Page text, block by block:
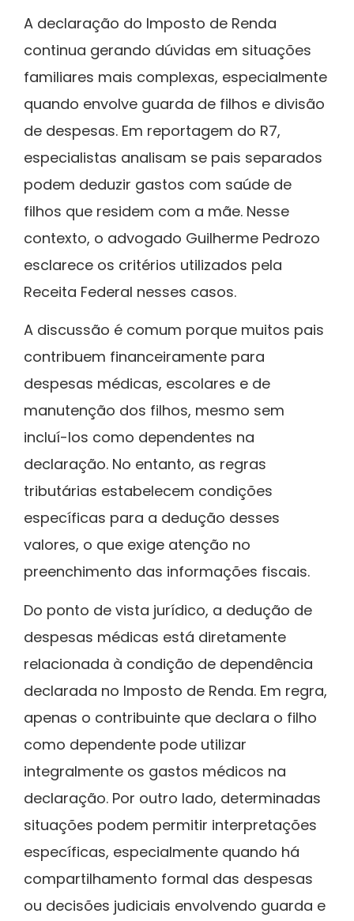
A declaração do Imposto de Renda
continua gerando dúvidas em situações
familiares mais complexas, especialmente
quando envolve guarda de filhos e divisão
de despesas. Em reportagem do R7,
especialistas analisam se pais separados
podem deduzir gastos com saúde de
filhos que residem com a mãe. Nesse
contexto, o advogado Guilherme Pedrozo
esclarece os critérios utilizados pela
Receita Federal nesses casos.
A discussão é comum porque muitos pais
contribuem financeiramente para
despesas médicas, escolares e de
manutenção dos filhos, mesmo sem
incluí-los como dependentes na
declaração. No entanto, as regras
tributárias estabelecem condições
específicas para a dedução desses
valores, o que exige atenção no
preenchimento das informações fiscais.
Do ponto de vista jurídico, a dedução de
despesas médicas está diretamente
relacionada à condição de dependência
declarada no Imposto de Renda. Em regra,
apenas o contribuinte que declara o filho
como dependente pode utilizar
integralmente os gastos médicos na
declaração. Por outro lado, determinadas
situações podem permitir interpretações
específicas, especialmente quando há
compartilhamento formal das despesas
ou decisões judiciais envolvendo guarda e